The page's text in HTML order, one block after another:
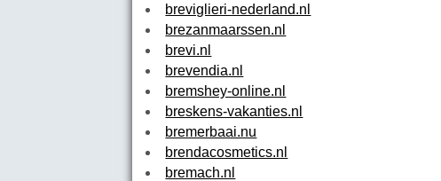
breviglieri-nederland.nl
brezanmaarssen.nl
brevi.nl
brevendia.nl
bremshey-online.nl
breskens-vakanties.nl
bremerbaai.nu
brendacosmetics.nl
bremach.nl